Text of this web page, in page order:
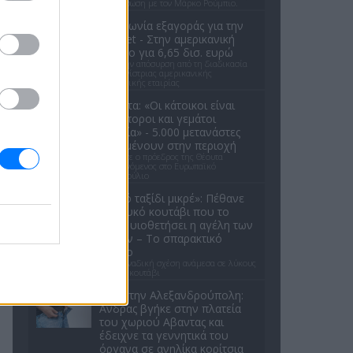
την εξίσωση με τον Μάρκο Ρούμπιο.
Συμφωνία εξαγοράς για την
EasyJet - Στην αμερικανική
Appolo για 6,65 δισ. ευρώ
Μετά την απόσυρση από τη διαδικασία
ανταγωνίστριας αμερικανικής
επενδυτικής εταιρίας
Θέουτα: «Οι κάτοικοι είναι
ανήμποροι και γεμάτοι
αγωνία» - 5.000 μετανάστες
παραμένουν στην περιοχή
Όσα είπε ο πρόεδρος της Θέουτα
απευθυνόμενος στο Ευρωπαϊκό
«Καλό ταξίδι μικρέ»: Πέθανε
το λευκό κουτάβι που το
είχαν υιοθετήσει η αγέλη των
λύκων – Το σπαρακτικό
βίντεο
Μια μοναδική σχέση ανάμεσα σε λύκους
και ένα κουτάβι
Σοκ στην Αλεξανδρούπολη:
Ανδρας βγήκε στην πλατεία
του χωριού Αβαντας και
έδειχνε τα γεννητικά του
όργανα σε ανηλίκα κορίτσια